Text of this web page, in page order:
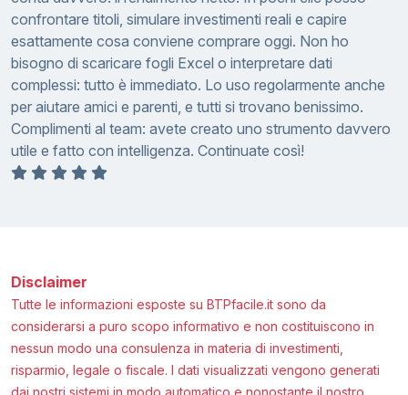
confrontare titoli, simulare investimenti reali e capire
esattamente cosa conviene comprare oggi. Non ho
bisogno di scaricare fogli Excel o interpretare dati
complessi: tutto è immediato. Lo uso regolarmente anche
per aiutare amici e parenti, e tutti si trovano benissimo.
Complimenti al team: avete creato uno strumento davvero
utile e fatto con intelligenza. Continuate così!
Disclaimer
Tutte le informazioni esposte su BTPfacile.it sono da
considerarsi a puro scopo informativo e non costituiscono in
nessun modo una consulenza in materia di investimenti,
risparmio, legale o fiscale. I dati visualizzati vengono generati
dai nostri sistemi in modo automatico e nonostante il nostro